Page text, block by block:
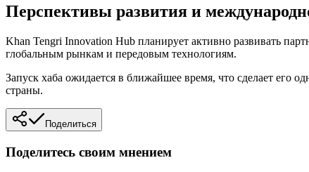
Перспективы развития и
Khan Tengri Innovation Hub планирует активно развивать
глобальным рынкам и передовым технологиям.
Запуск хаба ожидается в ближайшее время, что сделает его
страны.
Поделиться
Поделитесь своим мнением